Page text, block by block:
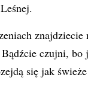
znajdziecie
ądźcie czujni, bo
się jak